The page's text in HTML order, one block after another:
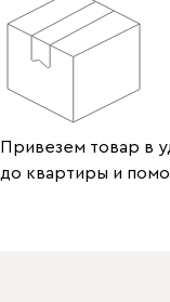
Привезем товар в
до квартиры и